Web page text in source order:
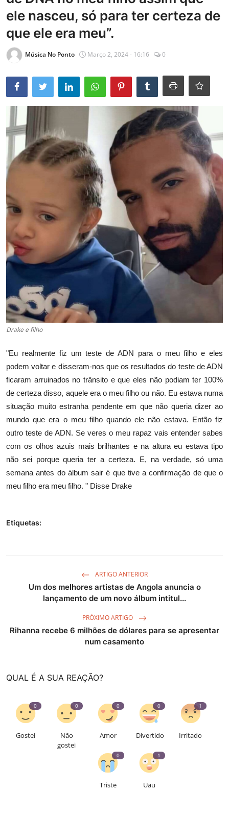
Mundo
Entrevistas
ele nasceu, só para ter certeza de
que ele era meu”.
Música No Ponto Março 2, 2024 - 16:16 0
Drake e filho
"Eu realmente fiz um teste de ADN para o meu filho e eles
podem voltar e disseram-nos que os resultados do teste de ADN
ficaram arruinados no trânsito e que eles não podiam ter 100%
de certeza disso, aquele era o meu filho ou não. Eu estava numa
situação muito estranha pendente em que não queria dizer ao
mundo que era o meu filho quando ele não estava. Então fiz
outro teste de ADN. Se veres o meu rapaz vais entender sabes
com os olhos azuis mais brilhantes e na altura eu estava tipo
não sei porque queria ter a certeza. E, na verdade, só uma
semana antes do álbum sair é que tive a confirmação de que o
meu filho era meu filho. " Disse Drake
Etiquetas:
ARTIGO ANTERIOR
Um dos melhores artistas de Angola anuncia o
lançamento de um novo álbum intitul...
PRÓXIMO ARTIGO
Rihanna recebe 6 milhões de dólares para se apresentar
num casamento
QUAL É A SUA REAÇÃO?
0
Gostei
0
Não
gostei
0
Amor
0
Divertido
1
Irritado
0
Triste
1
Uau